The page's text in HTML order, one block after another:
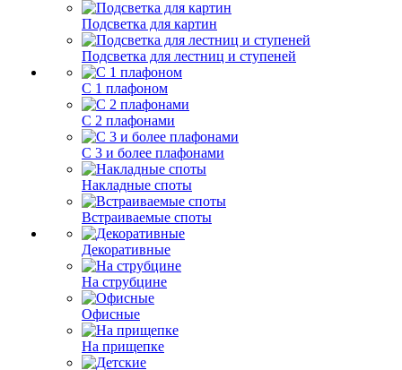
Подсветка для картин
Подсветка для лестниц и ступеней
С 1 плафоном
С 2 плафонами
С 3 и более плафонами
Накладные споты
Встраиваемые споты
Декоративные
На струбцине
Офисные
На прищепке